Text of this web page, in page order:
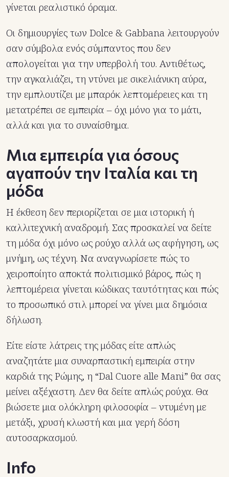
γίνεται ρεαλιστικό όραμα.
Οι δημιουργίες των Dolce & Gabbana λειτουργούν
σαν σύμβολα ενός σύμπαντος που δεν
απολογείται για την υπερβολή του. Αντιθέτως,
την αγκαλιάζει, τη ντύνει με σικελιάνικη αύρα,
την εμπλουτίζει με μπαρόκ λεπτομέρειες και τη
μετατρέπει σε εμπειρία – όχι μόνο για το μάτι,
αλλά και για το συναίσθημα.
Μια εμπειρία για όσους
αγαπούν την Ιταλία και τη
μόδα
Η έκθεση δεν περιορίζεται σε μια ιστορική ή
καλλιτεχνική αναδρομή. Σας προσκαλεί να δείτε
τη μόδα όχι μόνο ως ρούχο αλλά ως αφήγηση, ως
μνήμη, ως τέχνη. Να αναγνωρίσετε πώς το
χειροποίητο αποκτά πολιτισμικό βάρος, πώς η
λεπτομέρεια γίνεται κώδικας ταυτότητας και πώς
το προσωπικό στιλ μπορεί να γίνει μια δημόσια
δήλωση.
Είτε είστε λάτρεις της μόδας είτε απλώς
αναζητάτε μια συναρπαστική εμπειρία στην
καρδιά της Ρώμης, η “Dal Cuore alle Mani” θα σας
μείνει αξέχαστη. Δεν θα δείτε απλώς ρούχα. Θα
βιώσετε μια ολόκληρη φιλοσοφία – ντυμένη με
μετάξι, χρυσή κλωστή και μια γερή δόση
αυτοσαρκασμού.
Info